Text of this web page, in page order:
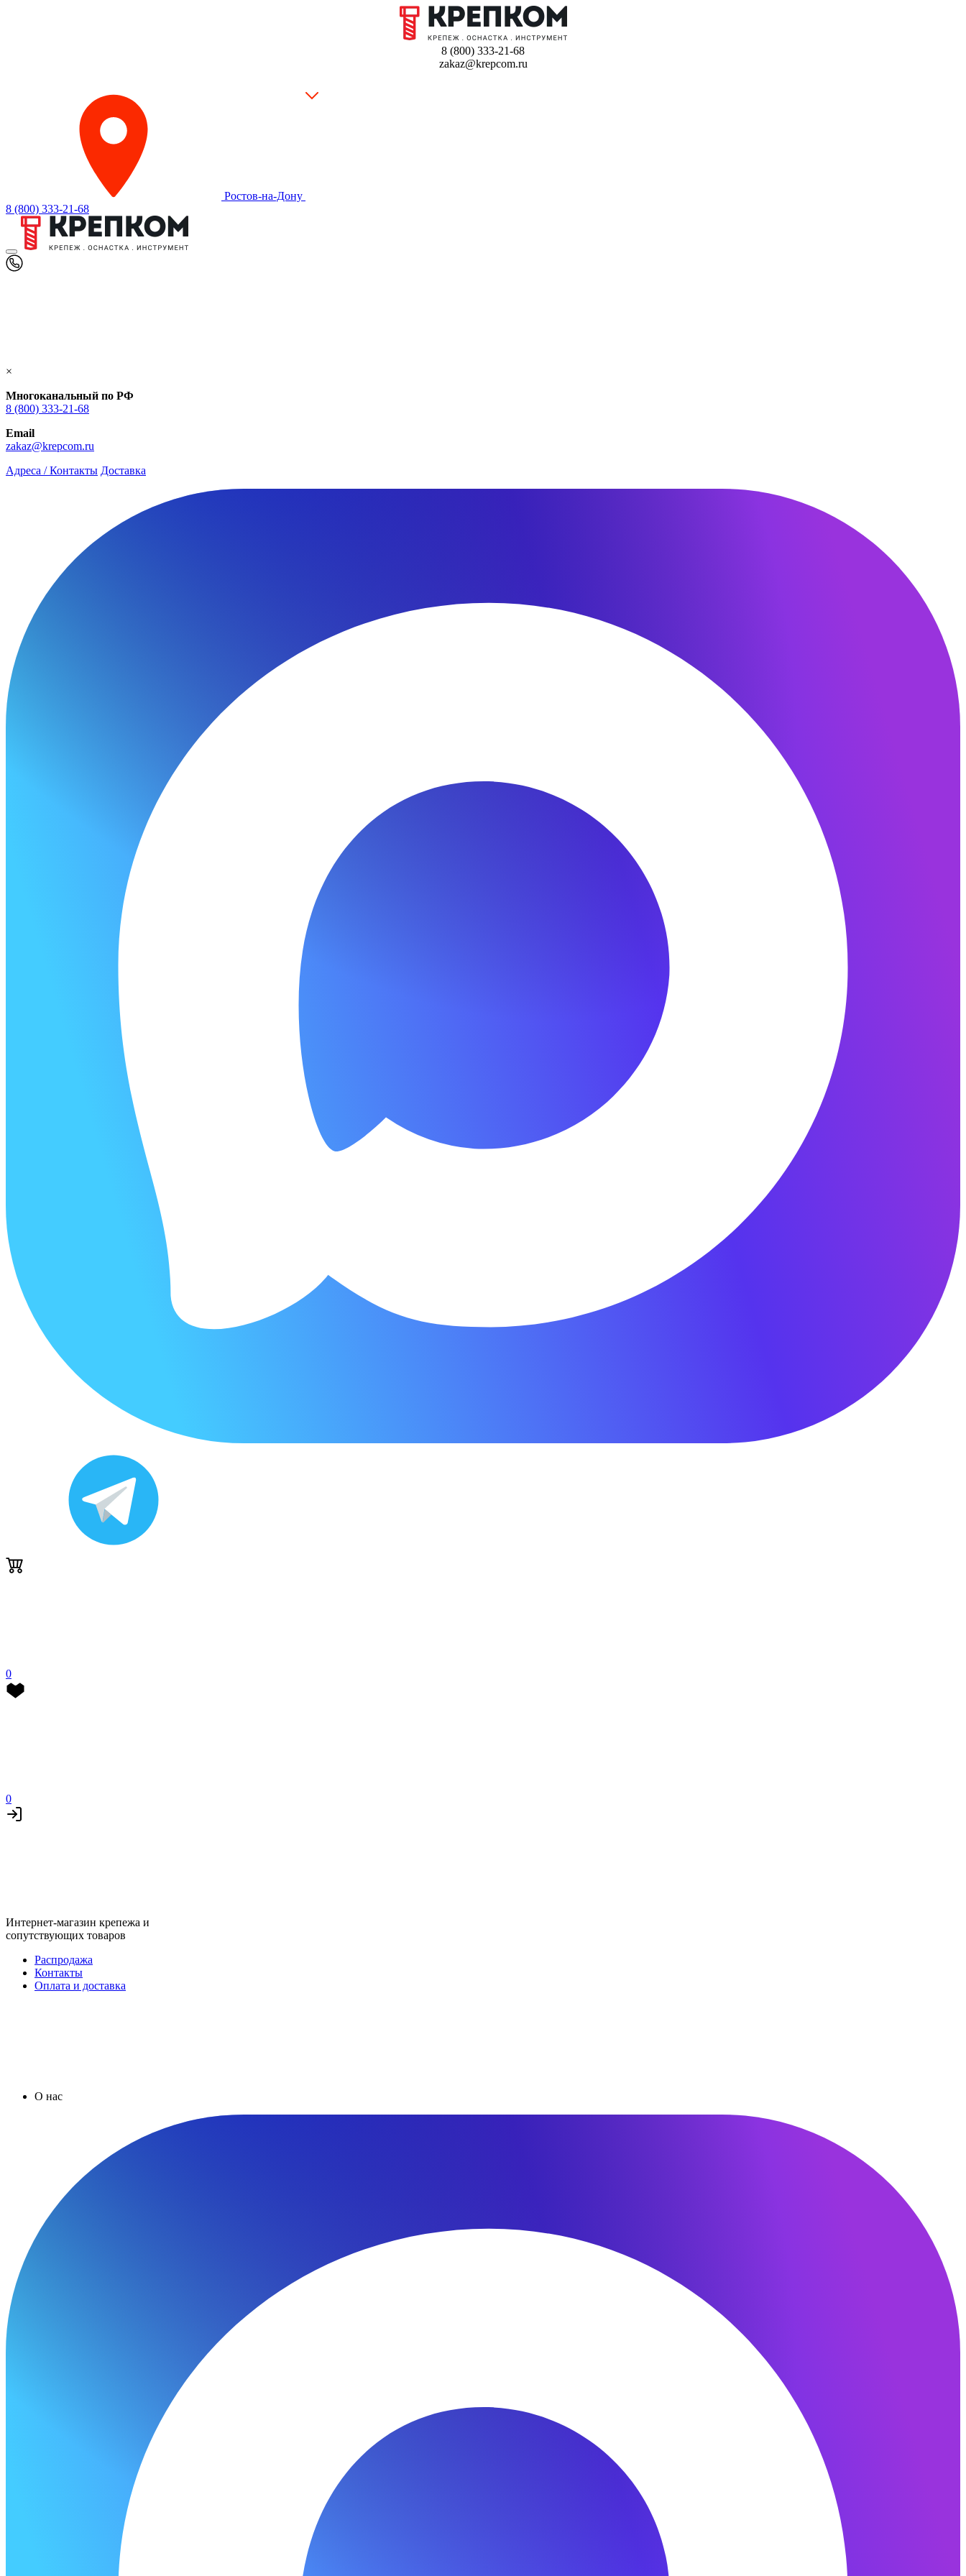
8 (800) 333-21-68
zakaz@krepcom.ru
Ростов-на-Дону
8 (800) 333-21-68
×
Многоканальный по РФ
8 (800) 333‑21-68
Email
zakaz@krepcom.ru
Адреса / Контакты Доставка
0
0
Интернет-магазин крепежа и
сопутствующих товаров
Распродажа
Контакты
Оплата и доставка
О нас